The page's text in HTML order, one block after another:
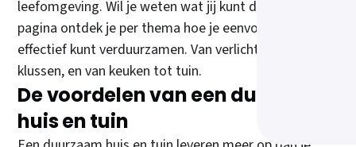
leefomgeving. Wil je weten wat jij kunt doen? Op deze
pagina ontdek je per thema hoe je eenvoudig en
effectief kunt verduurzamen. Van verlichting tot
klussen, en van keuken tot tuin.
De voordelen van een duurzaam
huis en tuin